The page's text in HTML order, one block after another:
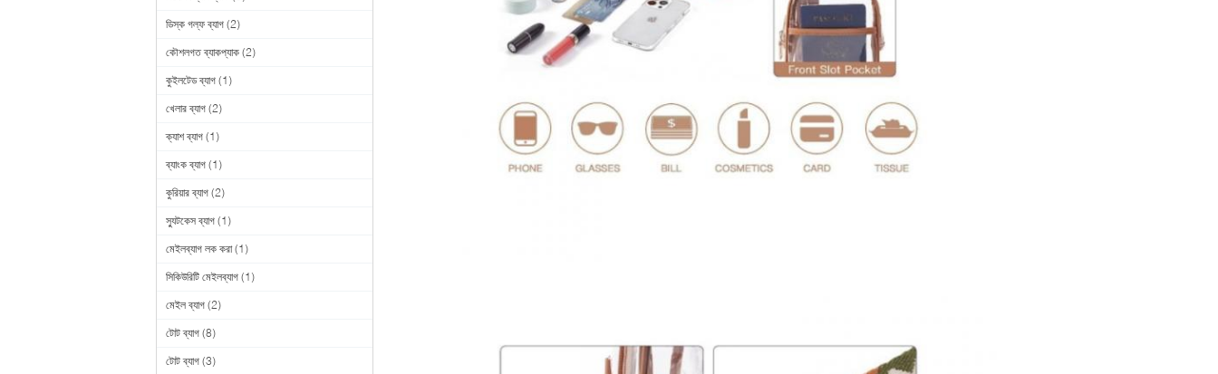
ডিস্ক গল্ফ ব্যাগ (2)
কৌশলগত ব্যাকপ্যাক (2)
কুইলটেড ব্যাগ (1)
খেলার ব্যাগ (2)
ক্যাশ ব্যাগ (1)
ব্যাংক ব্যাগ (1)
কুরিয়ার ব্যাগ (2)
স্যুটকেস ব্যাগ (1)
মেইলব্যাগ লক করা (1)
সিকিউরিটি মেইলব্যাগ (1)
মেইল ব্যাগ (2)
টোট ব্যাগ (8)
টোট ব্যাগ (3)